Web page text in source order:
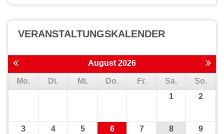
VERANSTALTUNGS­KALENDER
August 2026
Mo. Di. Mi. Do. Fr. Sa.
So.
1
2
3 4 5 6 7 8 9